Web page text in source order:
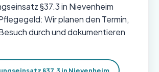
§37.3 in Nievenheim
Wir planen den Termin,
durch und dokumentieren